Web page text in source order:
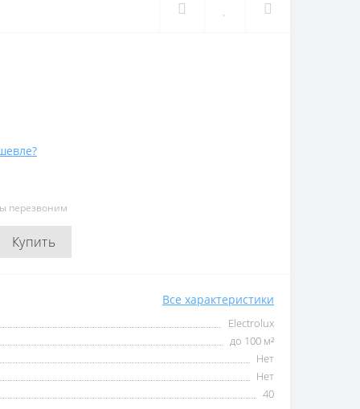
перезвоним
Купить
Все характеристики
Electrolux
до 100 м²
Нет
Нет
40